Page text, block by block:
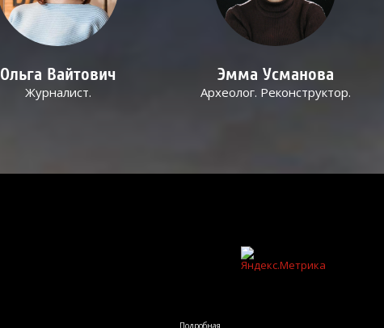
Ольга Вайтович
Журналист.
Эмма Усманова
Археолог. Реконструктор.